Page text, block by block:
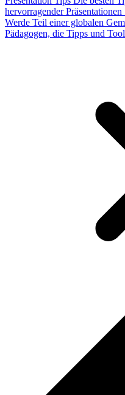
hervorragender Präsentationen
Werde Teil einer globalen
Pädagogen, die Tipps und